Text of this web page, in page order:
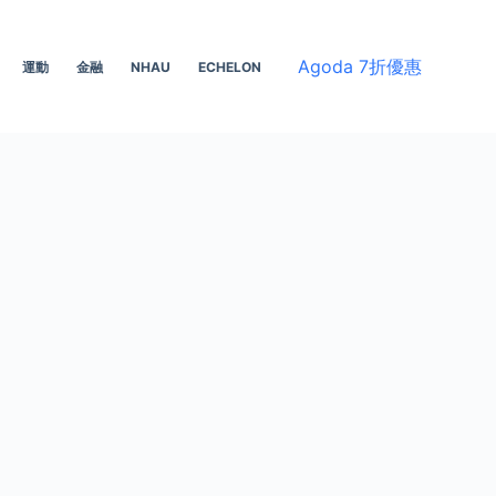
運動 金融 NHAU ECHELON Agoda 7折優惠